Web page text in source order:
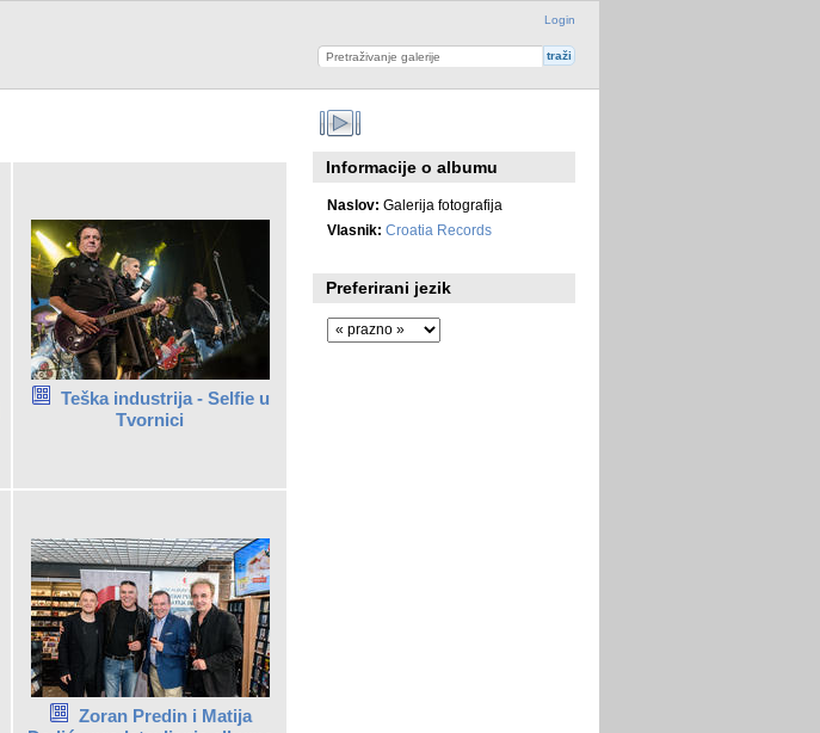
Login
Teška industrija - Selfie u
Tvornici
Zoran Predin i Matija
Informacije o albumu
Naslov: Galerija fotografija
Vlasnik: Croatia Records
Preferirani jezik